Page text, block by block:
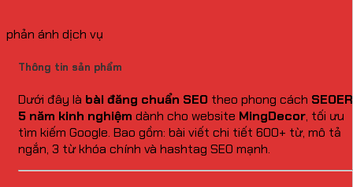
phản ánh dịch vụ
Thông tin sản phẩm
Dưới đây là bài đăng chuẩn SEO theo phong cách SEOER
5 năm kinh nghiệm dành cho website MingDecor, tối ưu
tìm kiếm Google. Bao gồm: bài viết chi tiết 600+ từ, mô tả
ngắn, 3 từ khóa chính và hashtag SEO mạnh.